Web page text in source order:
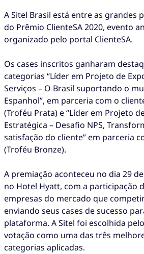
A Sitel Brasil está entre as grandes
do Prêmio ClienteSA 2020, evento
organizado pelo portal ClienteSA.
Os cases inscritos ganharam
categorias “Líder em Projeto de
Serviços – O Brasil suportando o
Espanhol”, em parceria com o
(Troféu Prata) e “Líder em Projeto
Estratégica – Desafio NPS,
satisfação do cliente” em parceria
(Troféu Bronze).
A premiação aconteceu no dia 29
no Hotel Hyatt, com a participação
empresas do mercado que
enviando seus cases de sucesso
plataforma. A Sitel foi escolhida
votação como uma das três
categorias aplicadas.